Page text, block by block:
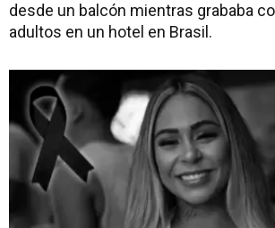
desde un balcón mientras grababa
adultos en un hotel en Brasil.